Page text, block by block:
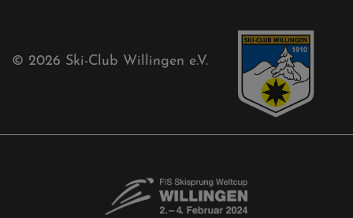
© 2026 Ski-Club Willingen e.V.